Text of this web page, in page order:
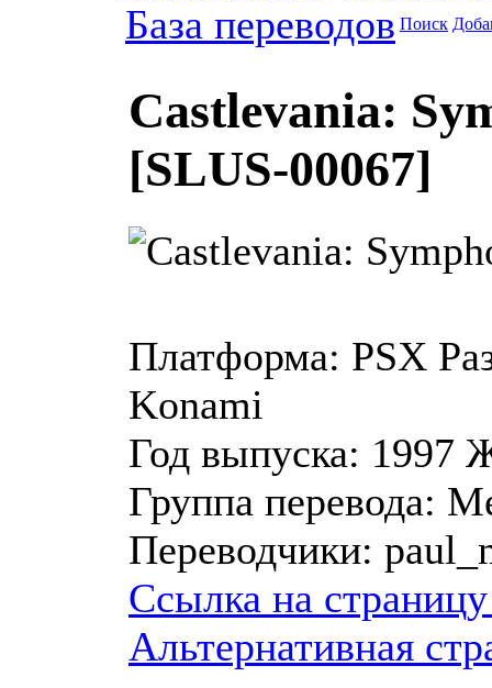
База переводов Поиск
Castlevania:
[SLUS-00067]
Платформа: PSX
Konami
Год выпуска: 1997
Группа перевода:
Переводчики:
Ссылка на
Альтернативная